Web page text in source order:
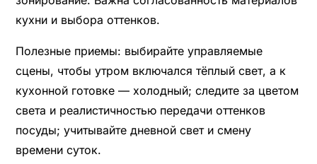
кухни и выбора оттенков.
Полезные приемы: выбирайте управляемые
сцены, чтобы утром включался тёплый свет, а к
кухонной готовке — холодный; следите за цветом
света и реалистичностью передачи оттенков
посуды; учитывайте дневной свет и смену
времени суток.